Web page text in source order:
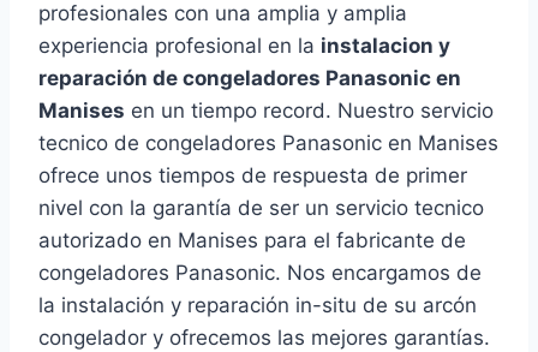
profesionales con una amplia y amplia
experiencia profesional en la instalacion y
reparación de congeladores Panasonic en
Manises en un tiempo record. Nuestro servicio
tecnico de congeladores Panasonic en Manises
ofrece unos tiempos de respuesta de primer
nivel con la garantía de ser un servicio tecnico
autorizado en Manises para el fabricante de
congeladores Panasonic. Nos encargamos de
la instalación y reparación in-situ de su arcón
congelador y ofrecemos las mejores garantías.